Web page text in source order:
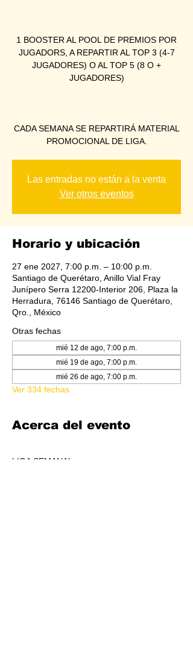
1 BOOSTER AL POOL DE PREMIOS POR
JUGADORS, A REPARTIR AL TOP 3 (4-7
JUGADORES) O AL TOP 5 (8 O +
JUGADORES)
CADA SEMANA SE REPARTIRÁ MATERIAL
PROMOCIONAL DE LIGA.
Las entradas no están a la venta
Ver otros eventos
Horario y ubicación
27 ene 2027, 7:00 p.m. – 10:00 p.m.
Santiago de Querétaro, Anillo Vial Fray
Junípero Serra 12200-Interior 206, Plaza la
Herradura, 76146 Santiago de Querétaro,
Qro., México
Otras fechas
mié 12 de ago, 7:00 p.m.
mié 19 de ago, 7:00 p.m.
mié 26 de ago, 7:00 p.m.
Ver 334 fechas
Acerca del evento
LIGA SEMANAL